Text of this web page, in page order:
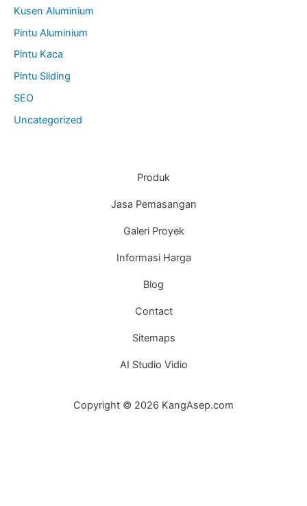
Kusen Aluminium
Pintu Aluminium
Pintu Kaca
Pintu Sliding
SEO
Uncategorized
Produk
Jasa Pemasangan
Galeri Proyek
Informasi Harga
Blog
Contact
Sitemaps
AI Studio Vidio
Copyright © 2026 KangAsep.com